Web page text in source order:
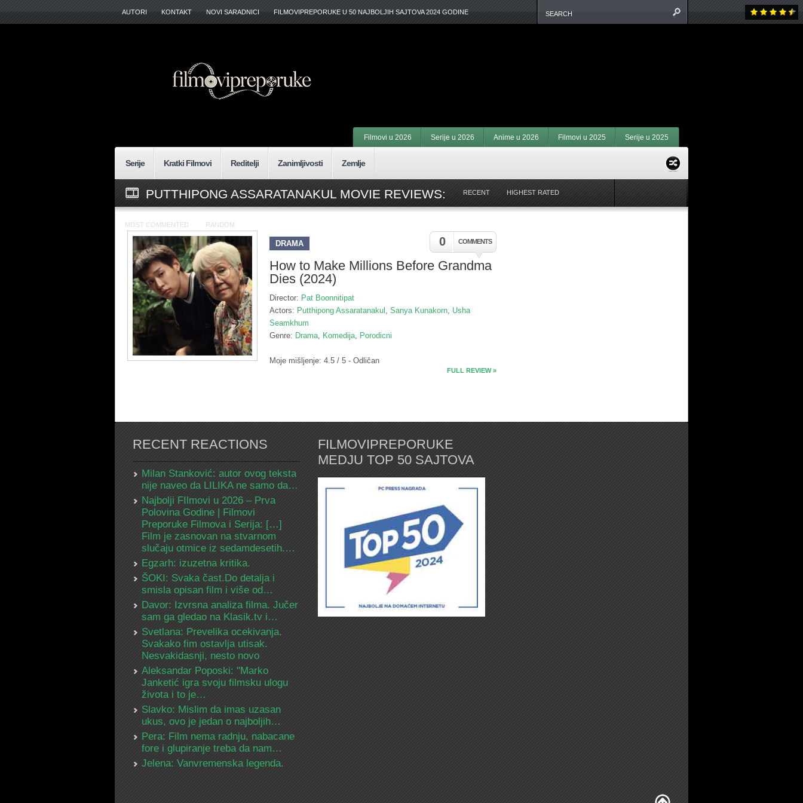
AUTORI KONTAKT NOVI SARADNICI FILMOVIPREPORUKE U 50 NAJBOLJIH SAJTOVA 2024 GODINE
Filmovi u 2026 Serije u 2026 Anime u 2026 Filmovi u 2025 Serije u 2025
Serije Kratki Filmovi Reditelji Zanimljivosti Zemlje
PUTTHIPONG ASSARATANAKUL MOVIE REVIEWS: RECENT HIGHEST RATED
MOST COMMENTED RANDOM
0 COMMENTS
DRAMA
How to Make Millions Before Grandma
Dies (2024)
Director: Pat Boonnitipat
Actors: Putthipong Assaratanakul , Sanya Kunakorn, Usha
Seamkhum
Genre: Drama, Komedija, Porodicni
Moje mišljenje: 4.5 / 5 - Odličan
FULL REVIEW »
RECENT REACTIONS
Milan Stanković: autor ovog teksta
nije naveo da LILIKA ne samo da…
Najbolji FIlmovi u 2026 – Prva
Polovina Godine | Filmovi
Preporuke Filmova i Serija: […]
Film je zasnovan na stvarnom
slučaju otmice iz sedamdesetih.…
Egzarh: izuzetna kritika.
ŠOKI: Svaka čast.Do detalja i
smisla opisan film i više od…
Davor: Izvrsna analiza filma. Jučer
sam ga gledao na Klasik.tv i…
Svetlana: Prevelika ocekivanja.
Svakako fim ostavlja utisak.
Nesvakidasnji, nesto novo
Aleksandar Poposki: "Marko
Janketić igra svoju filmsku ulogu
života i to je…
Slavko: Mislim da imas uzasan
ukus, ovo je jedan o najboljih…
Pera: Film nema radnju, nabacane
fore i glupiranje treba da nam…
Jelena: Vanvremenska legenda.
FILMOVIPREPORUKE
MEDJU TOP 50 SAJTOVA